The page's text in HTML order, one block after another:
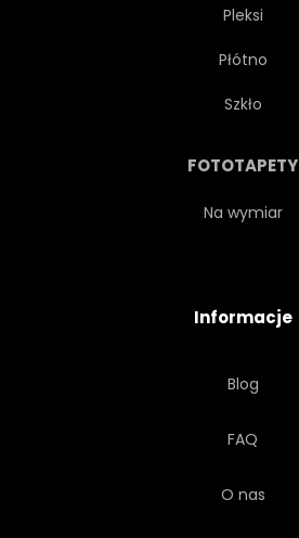
Pleksi
Płótno
Szkło
FOTOTAPETY
Na wymiar
Informacje
Blog
FAQ
O nas